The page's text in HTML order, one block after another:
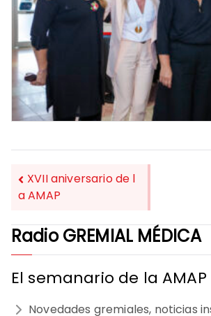
NAVEGACIÓN
DE
XVII aniversario de l
a AMAP
Radio GREMIAL MÉDICA
El semanario de la AMAP
Novedades gremiales, noticias